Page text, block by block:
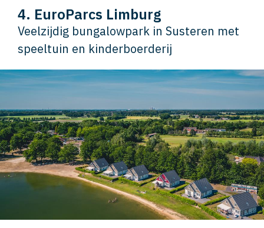
4. EuroParcs Limburg
Veelzijdig bungalowpark in Susteren met
speeltuin en kinderboerderij